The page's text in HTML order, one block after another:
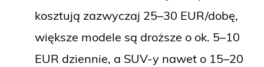
kosztują zazwyczaj 25–30 EUR/dobę,
większe modele są droższe o ok. 5–10
EUR dziennie, a SUV-y nawet o 15–20